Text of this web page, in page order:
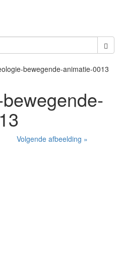
bewegende-animatie-0013
Volgende afbeelding »